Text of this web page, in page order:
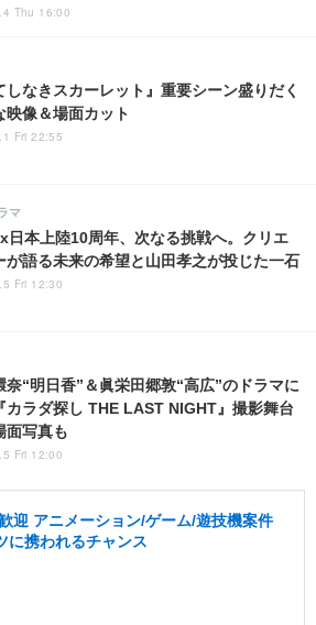
Thu 16:00
しなきスカーレット』重要シーン盛りだく
映像＆場面カット
Fri 22:55
日本上陸10周年、次なる挑戦へ。クリエ
が語る未来の希望と山田孝之が投じた一石
マ
Fri 12:30
奈“明日香”＆眞栄田郷敦“高広”のドラマに
カラダ探し THE LAST NIGHT』撮影舞台
面写真も
Fri 12:00
迎 アニメーション/ゲーム/遊技機案件
に携われるチャンス